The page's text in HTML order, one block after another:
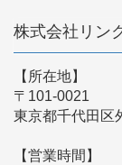
株式会社リン
【所在地】
〒101-0021
東京都千代田区
【営業時間】